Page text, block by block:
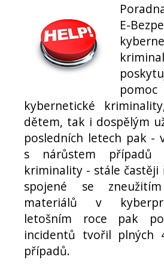
E-
kybernetické
dětem, tak i dospělým
posledních letech pak -
s nárůstem případů
kriminality - stále častěji
spojené se
materiálů v
letošním roce pak
incidentů tvořil plných
případů.